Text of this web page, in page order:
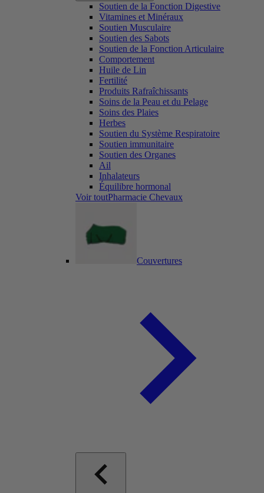
Soutien de la Fonction Digestive
Vitamines et Minéraux
Soutien Musculaire
Soutien des Sabots
Soutien de la Fonction Articulaire
Comportement
Huile de Lin
Fertilité
Produits Rafraîchissants
Soins de la Peau et du Pelage
Soins des Plaies
Herbes
Soutien du Système Respiratoire
Soutien immunitaire
Soutien des Organes
Ail
Inhalateurs
Équilibre hormonal
Voir toutPharmacie Chevaux
Couvertures